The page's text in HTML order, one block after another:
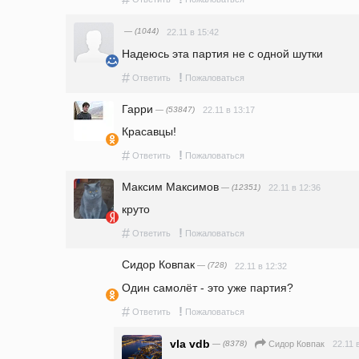
— (1044) 22.11 в 15:42
Надеюсь эта партия не с одной шутки
# Ответить ! Пожаловаться
Гарри — (53847) 22.11 в 13:17
Красавцы!
# Ответить ! Пожаловаться
Максим Максимов — (12351) 22.11 в 12:36
круто
# Ответить ! Пожаловаться
Сидор Ковпак — (728) 22.11 в 12:32
Один самолёт - это уже партия?
# Ответить ! Пожаловаться
vla vdb — (8378) Сидор Ковпак 22.11